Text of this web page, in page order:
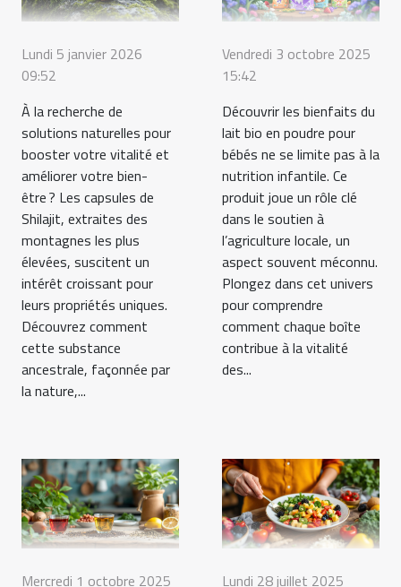
Lundi 5 janvier 2026
09:52
À la recherche de
solutions naturelles pour
booster votre vitalité et
améliorer votre bien-
être ? Les capsules de
Shilajit, extraites des
montagnes les plus
élevées, suscitent un
intérêt croissant pour
leurs propriétés uniques.
Découvrez comment
cette substance
ancestrale, façonnée par
la nature,...
Vendredi 3 octobre 2025
15:42
Découvrir les bienfaits du
lait bio en poudre pour
bébés ne se limite pas à la
nutrition infantile. Ce
produit joue un rôle clé
dans le soutien à
l’agriculture locale, un
aspect souvent méconnu.
Plongez dans cet univers
pour comprendre
comment chaque boîte
contribue à la vitalité
des...
Mercredi 1 octobre 2025
Lundi 28 juillet 2025